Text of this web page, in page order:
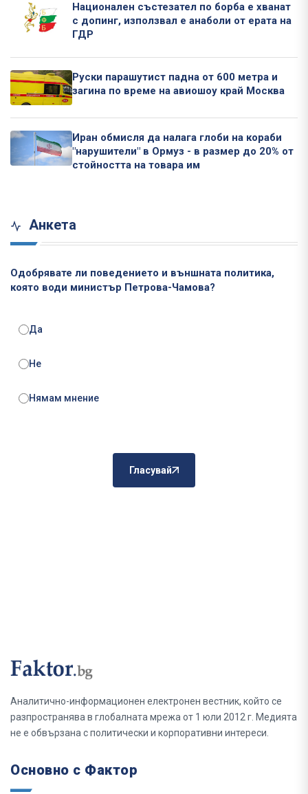
Национален състезател по борба е хванат
с допинг, използвал е анаболи от ерата на
ГДР
Руски парашутист падна от 600 метра и
загина по време на авиошоу край Москва
Иран обмисля да налага глоби на кораби
"нарушители" в Ормуз - в размер до 20% от
стойността на товара им
Анкета
Одобрявате ли поведението и външната политика,
която води министър Петрова-Чамова?
Да
Не
Нямам мнение
Гласувай
Аналитично-информационен електронен вестник, който се
разпространява в глобалната мрежа от 1 юли 2012 г. Медията
не е обвързана с политически и корпоративни интереси.
Основно с Фактор